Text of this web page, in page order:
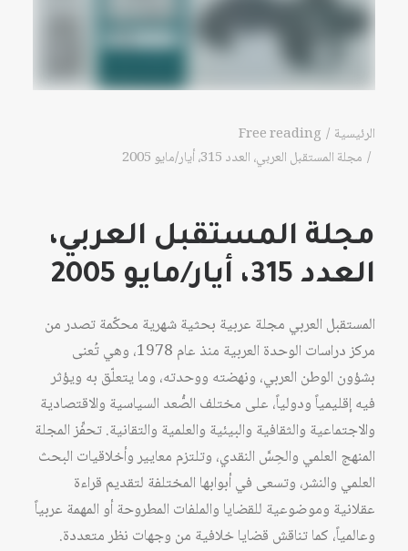
الرئيسية
Free reading
مجلة المستقبل العربي، العدد 315، أيار/مايو 2005
مجلة المستقبل العربي،
العدد 315، أيار/مايو 2005
المستقبل العربي مجلة عربية بحثية شهرية محكّمة تصدر من
مركز دراسات الوحدة العربية منذ عام 1978، وهي تُعنى
بشؤون الوطن العربي، ونهضته ووحدته، وما يتعلّق به ويؤثر
فيه إقليمياً ودولياً، على مختلف الصُّعد السياسية والاقتصادية
والاجتماعية والثقافية والبيئية والعلمية والتقانية. تحفِّز المجلة
المنهج العلمي والحِسَّ النقدي، وتلتزم معايير وأخلاقيات البحث
العلمي والنشر، وتسعى في أبوابها المختلفة لتقديم قراءة
عقلانية وموضوعية للقضايا والملفات المطروحة أو المهمة عربياً
وعالمياً، كما تناقش قضايا خلافية من وجهات نظر متعددة.